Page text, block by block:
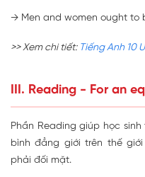
→ Men and women ought to
>> Xem chi tiết: Tiếng Anh 10
III. Reading - For an
Phần Reading giúp học
bình đẳng giới trên thế
phải đối mặt.